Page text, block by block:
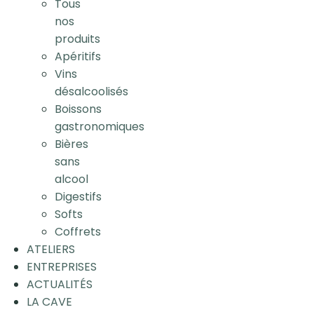
Tous
nos
produits
Apéritifs
Vins
désalcoolisés
Boissons
gastronomiques
Bières
sans
alcool
Digestifs
Softs
Coffrets
ATELIERS
ENTREPRISES
ACTUALITÉS
LA CAVE